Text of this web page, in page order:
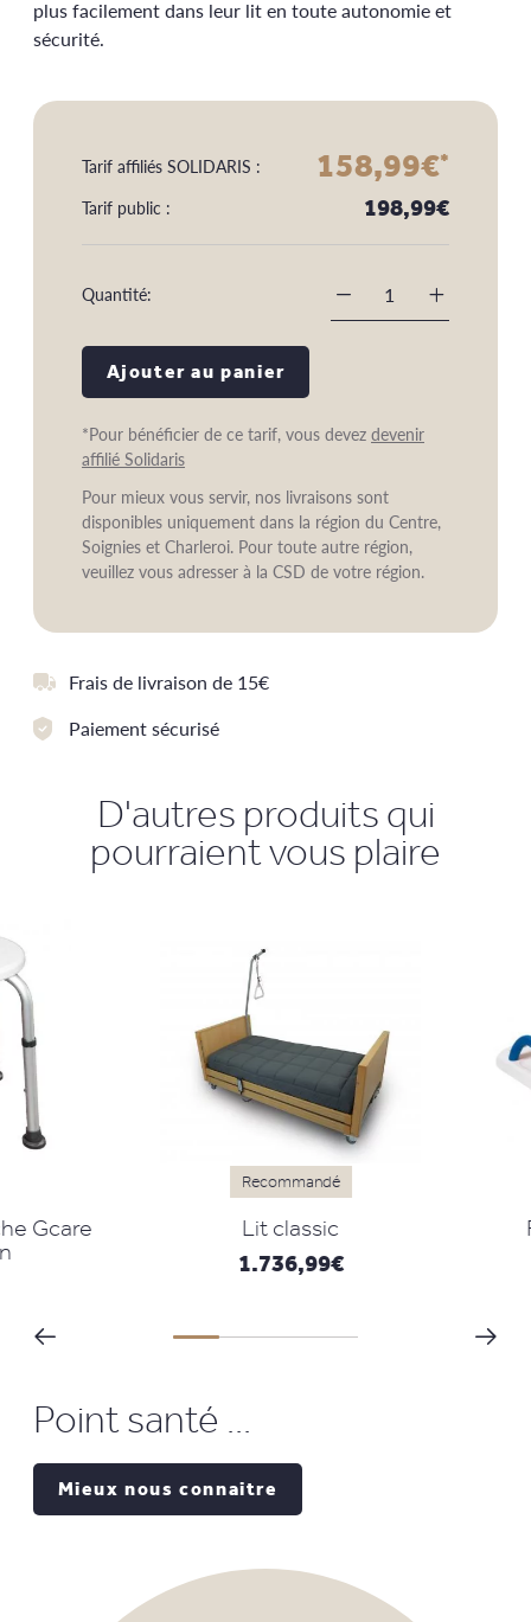
plus facilement dans leur lit en toute autonomie et
sécurité.
Tarif affiliés SOLIDARIS : 158,99€*
Tarif public : 198,99€
Quantité: +
-
Ajouter au panier
*Pour bénéficier de ce tarif, vous devezdevenir
affilié Solidaris
Pour mieux vous servir, nos livraisons sont
disponibles uniquement dans la région du Centre,
Soignies et Charleroi. Pour toute autre région,
veuillez vous adresser à la CSD de votre région.
Frais de livraison de 15€
Paiement sécurisé
D'autres produits qui
pourraient vous plaire
Gcare
Recommandé
Lit classic
1.736,99€
Point santé ...
Mieux nous connaitre